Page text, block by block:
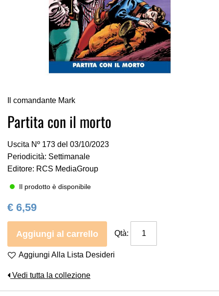
all'inizio
della
galleria
immagini
Il comandante Mark
Partita con il morto
Uscita Nº 173 del 03/10/2023
Periodicità: Settimanale
Editore: RCS MediaGroup
Il prodotto è disponibile
€ 6,59
Aggiungi al carrello Qtà:
Aggiungi Alla Lista Desideri
Vedi tutta la collezione